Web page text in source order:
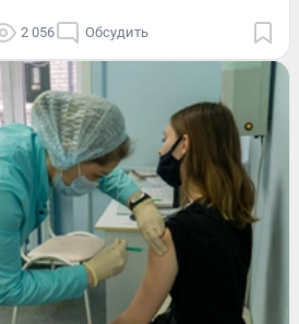
2 056 Обсудить